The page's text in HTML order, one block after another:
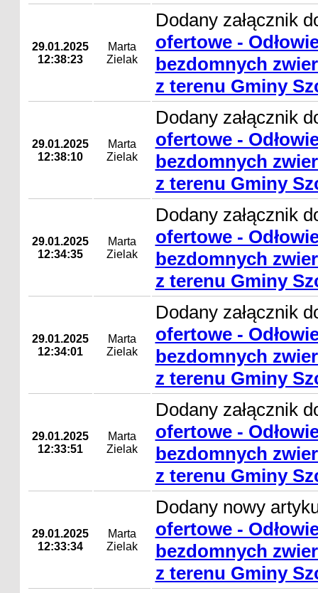
29.01.2025
12:38:23
Marta
Zielak
Dodany załącznik
ofertowe -
bezdomnych
z terenu Gminy
29.01.2025
12:38:10
Marta
Zielak
Dodany załącznik
ofertowe -
bezdomnych
z terenu Gminy
29.01.2025
12:34:35
Marta
Zielak
Dodany załącznik
ofertowe -
bezdomnych
z terenu Gminy
29.01.2025
12:34:01
Marta
Zielak
Dodany załącznik
ofertowe -
bezdomnych
z terenu Gminy
29.01.2025
12:33:51
Marta
Zielak
Dodany załącznik
ofertowe -
bezdomnych
z terenu Gminy
29.01.2025
12:33:34
Marta
Zielak
Dodany nowy
ofertowe -
bezdomnych
z terenu Gminy